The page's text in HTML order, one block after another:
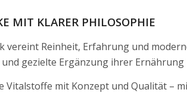
MIT KLARER PHILOSOPHIE
vereint Reinheit, Erfahrung und
gezielte Ergänzung ihrer Ernährung
Vitalstoffe mit Konzept und Qualität –